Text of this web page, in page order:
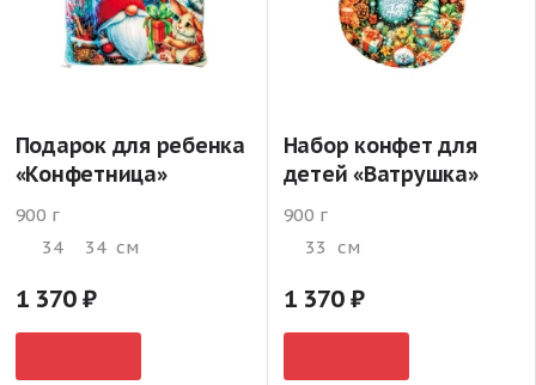
Подарок для ребенка
«Конфетница»
900 г
34
34 см
1 370
Набор конфет для
детей «Ватрушка»
900 г
33 см
1 370